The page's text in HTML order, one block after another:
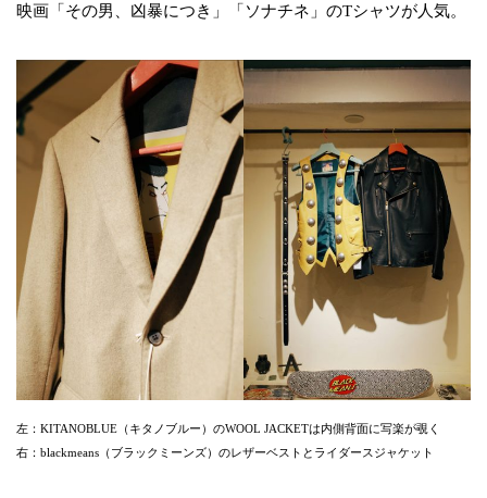
映画「その男、凶暴につき」「ソナチネ」のTシャツが人気。
左：KITANOBLUE（キタノブルー）のWOOL JACKETは内側背面に写楽が覗く
右：blackmeans（ブラックミーンズ）のレザーベストとライダースジャケット